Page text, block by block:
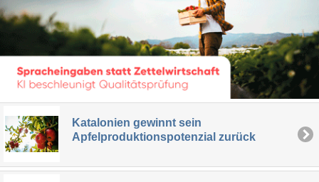
Katalonien gewinnt sein
Apfelproduktionspotenzial zurück